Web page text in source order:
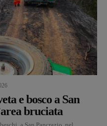
e bosco a San
bruciata